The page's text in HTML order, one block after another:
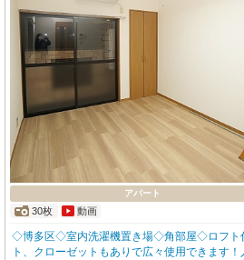
アパート
30枚 動画
◇博多区◇室内洗濯機置き場◇角部屋◇ロフ
ト、クローゼットもありで広々使用できます